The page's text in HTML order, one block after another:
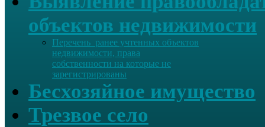
объектов недвижимости
Перечень ранее учтенных объектов
недвижимости, права
собственности на которые не
зарегистрированы
Бесхозяйное имущество
Трезвое село